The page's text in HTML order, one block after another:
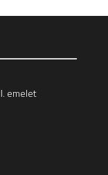
emelet